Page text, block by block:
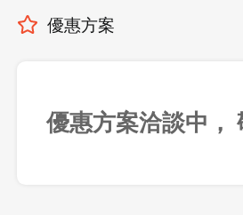
優惠方案
優惠方案洽談中，